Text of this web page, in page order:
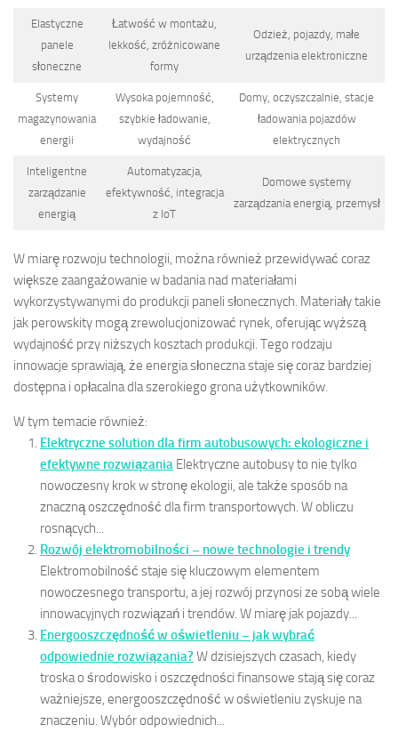
Elastyczne
panele
słoneczne
Łatwość w montażu,
lekkość, zróżnicowane
formy
Odzież, pojazdy, małe
urządzenia elektroniczne
Systemy
magazynowania
energii
Wysoka pojemność,
szybkie ładowanie,
wydajność
Domy, oczyszczalnie, stacje
ładowania pojazdów
elektrycznych
Inteligentne
zarządzanie
energią
Automatyzacja,
efektywność, integracja
z IoT
Domowe systemy
zarządzania energią, przemysł
W miarę rozwoju technologii, można również przewidywać coraz
większe zaangażowanie w badania nad materiałami
wykorzystywanymi do produkcji paneli słonecznych. Materiały takie
jak perowskity mogą zrewolucjonizować rynek, oferując wyższą
wydajność przy niższych kosztach produkcji. Tego rodzaju
innowacje sprawiają, że energia słoneczna staje się coraz bardziej
dostępna i opłacalna dla szerokiego grona użytkowników.
W tym temacie również:
Elektryczne solution dla firm autobusowych: ekologiczne i
efektywne rozwiązania Elektryczne autobusy to nie tylko
nowoczesny krok w stronę ekologii, ale także sposób na
znaczną oszczędność dla firm transportowych. W obliczu
rosnących...
Rozwój elektromobilności – nowe technologie i trendy
Elektromobilność staje się kluczowym elementem
nowoczesnego transportu, a jej rozwój przynosi ze sobą wiele
innowacyjnych rozwiązań i trendów. W miarę jak pojazdy...
Energooszczędność w oświetleniu – jak wybrać
odpowiednie rozwiązania? W dzisiejszych czasach, kiedy
troska o środowisko i oszczędności finansowe stają się coraz
ważniejsze, energooszczędność w oświetleniu zyskuje na
znaczeniu. Wybór odpowiednich...